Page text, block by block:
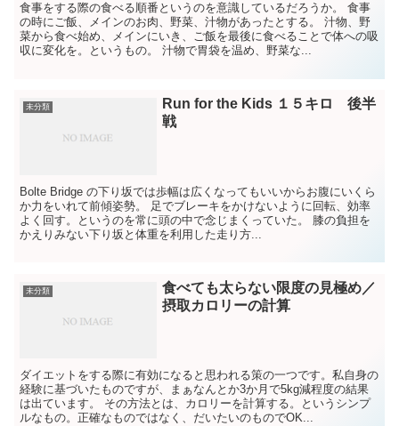
食事をする際の食べる順番というのを意識しているだろうか。 食事
の時にご飯、メインのお肉、野菜、汁物があったとする。 汁物、野
菜から食べ始め、メインにいき、ご飯を最後に食べることで体への吸
収に変化を。というもの。 汁物で胃袋を温め、野菜な...
未分類
Run for the Kids １５キロ 後半
戦
Bolte Bridge の下り坂では歩幅は広くなってもいいからお腹にいくら
か力をいれて前傾姿勢。 足でブレーキをかけないように回転、効率
よく回す。というのを常に頭の中で念じまくっていた。 膝の負担を
かえりみない下り坂と体重を利用した走り方...
未分類
食べても太らない限度の見極め／
摂取カロリーの計算
ダイエットをする際に有効になると思われる策の一つです。私自身の
経験に基づいたものですが、まぁなんとか3か月で5kg減程度の結果
は出ています。 その方法とは、カロリーを計算する。というシンプ
ルなもの。正確なものではなく、だいたいのものでOK...